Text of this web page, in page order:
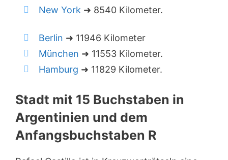
New York ➜ 8540 Kilometer.
Berlin ➜ 11946 Kilometer
München ➜ 11553 Kilometer.
Hamburg ➜ 11829 Kilometer.
Stadt mit 15 Buchstaben in
Argentinien und dem
Anfangsbuchstaben R